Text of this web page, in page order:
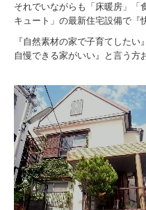
それでいながらも「床暖房」「
キュート」の最新住宅設備で『
『自然素材の家で子育てした
自慢できる家がいい』と言う方